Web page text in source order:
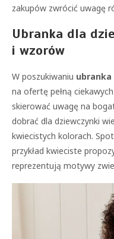
zakupów zwrócić uwagę
Ubranka dla
i wzorów
W poszukiwaniu
na ofertę pełną
skierować uwagę na
dobrać dla dziewczynki
kwiecistych kolorach.
przykład kwieciste
reprezentują motywy